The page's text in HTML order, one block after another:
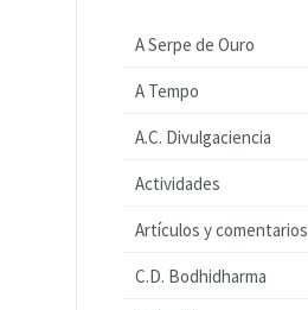
A Serpe de Ouro
A Tempo
A.C. Divulgaciencia
Actividades
Artículos y comentarios
C.D. Bodhidharma